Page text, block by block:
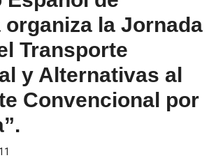
la Jornada
Transporte
y Alternativas al
Convencional por